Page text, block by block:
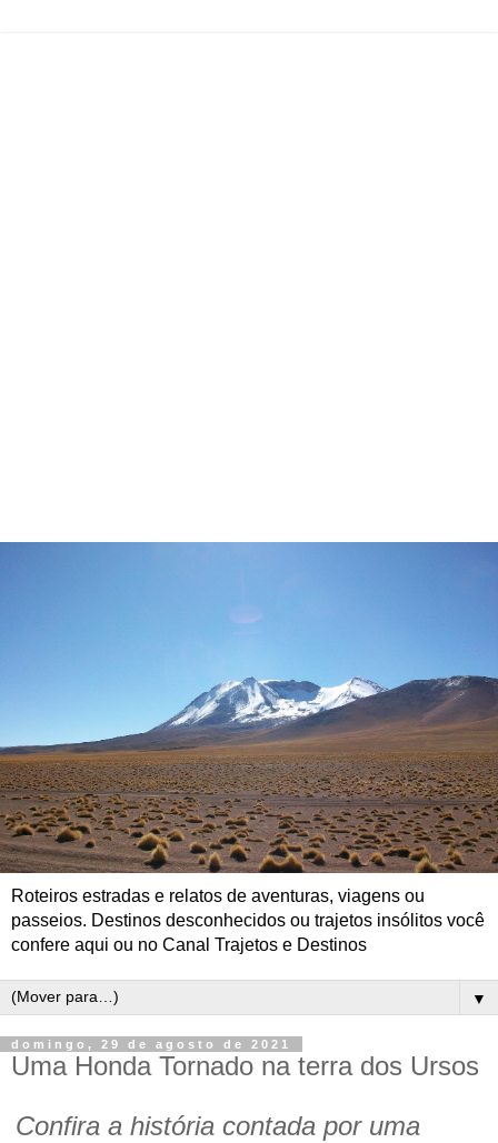
Roteiros estradas e relatos de aventuras, viagens ou
passeios. Destinos desconhecidos ou trajetos insólitos você
confere aqui ou no Canal Trajetos e Destinos
▼
domingo, 29 de agosto de 2021
Uma Honda Tornado na terra dos Ursos
Confira a história contada por uma